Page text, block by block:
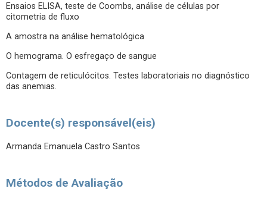
Ensaios ELISA, teste de Coombs, análise de células por
citometria de fluxo
A amostra na análise hematológica
O hemograma. O esfregaço de sangue
Contagem de reticulócitos. Testes laboratoriais no diagnóstico
das anemias.
Docente(s) responsável(eis)
Armanda Emanuela Castro Santos
Métodos de Avaliação